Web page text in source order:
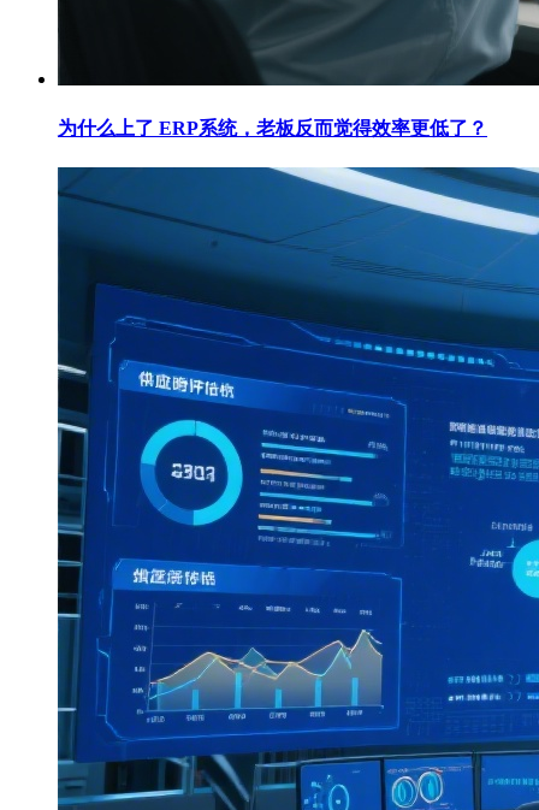
为什么上了 ERP系统，老板反而觉得效率更低了？